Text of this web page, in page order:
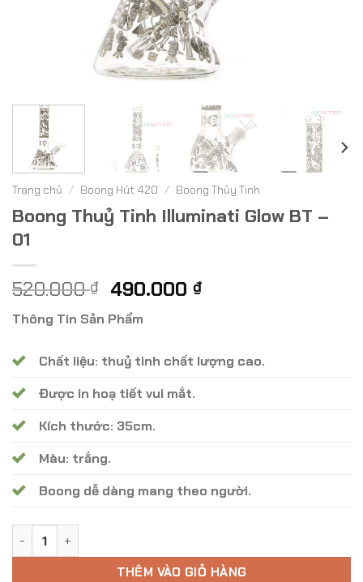
Trang chủ / Boong Hút 420 / Boong Thủy Tinh
Boong Thuỷ Tinh Illuminati Glow BT –
01
520.000₫ Giá
gốc
là:
490.000 ₫Giá
490.000 ₫.
Thông Tin Sản Phẩm
Chất liệu: thuỷ tinh chất lượng cao.
Được in hoạ tiết vui mắt.
Kích thước: 35cm.
Màu: trắng.
Boong dễ dàng mang theo người.
THÊM VÀO GIỎ HÀNG